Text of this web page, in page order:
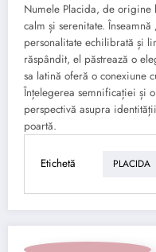
Numele Placida, de
calm și serenitate.
personalitate echilibrată și
răspândit, el păstrează o
sa latină oferă o conexiune
Înțelegerea semnificației și
perspectivă asupra
poartă.
Etichetă PLACIDA